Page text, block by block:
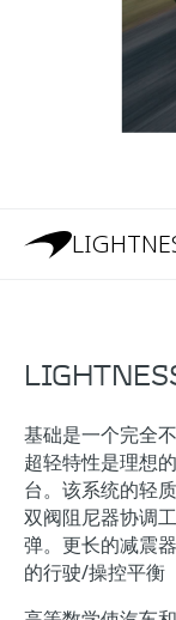
基础是一个完全
超轻特性是理想
台。该系统的轻
双阀阻尼器协调
弹。更长的减震
的行驶/操控平衡